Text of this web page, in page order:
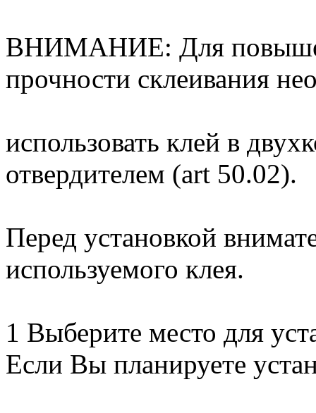
ВНИМАНИЕ: Для
прочности склеивания
использовать клей в
отвердителем (art 50.02).
Перед установкой
используемого клея.
1 Выберите место для
Если Вы планируете